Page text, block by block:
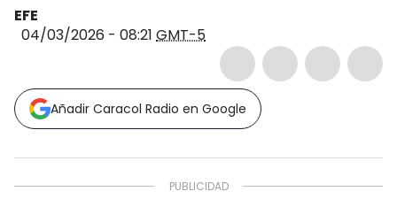
EFE
04/03/2026 - 08:21 GMT-5
Añadir Caracol Radio en Google